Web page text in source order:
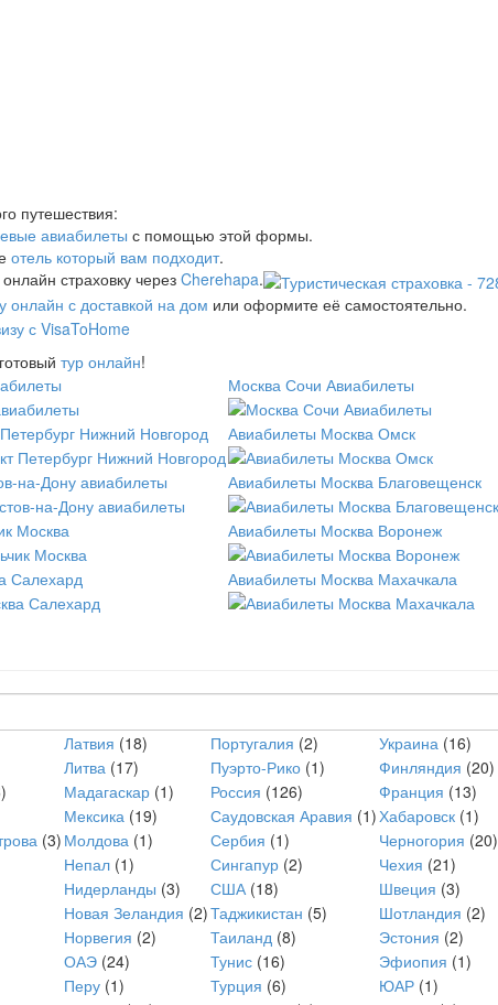
путешествия:
авиабилеты с помощью этой формы.
отель который вам подходит.
страховку через Cherehapa.
онлайн с доставкой на дом или оформите её самостоятельно.
тур онлайн!
Москва Сочи Авиабилеты
Нижний Новгород Авиабилеты Москва Омск
на-Дону авиабилеты Авиабилеты Москва Благовещенск
Москва Авиабилеты Москва Воронеж
Салехард Авиабилеты Москва Махачкала
Латвия (18) Португалия (2) Украина (16)
Литва (17) Пуэрто-Рико (1) Финляндия (20)
Мадагаскар (1) Россия (126) Франция (13)
Мексика (19) Саудовская Аравия (1) Хабаровск (1)
(3) Молдова (1) Сербия (1) Черногория (20)
Непал (1) Сингапур (2) Чехия (21)
Нидерланды (3) США (18) Швеция (3)
Новая Зеландия (2)Таджикистан (5) Шотландия (2)
Норвегия (2) Таиланд (8) Эстония (2)
ОАЭ (24) Тунис (16) Эфиопия (1)
Перу (1) Турция (6) ЮАР (1)